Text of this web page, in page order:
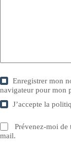
Enregistrer mon
navigateur pour mon
J’accepte la
Prévenez-moi de
mail.